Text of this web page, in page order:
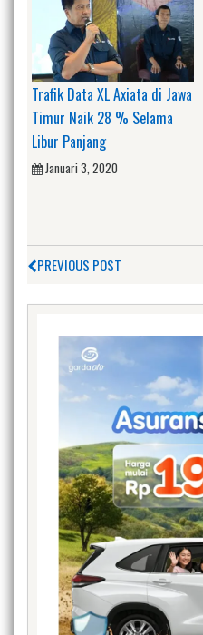
Trafik Data XL Axiata di Jawa
Timur Naik 28 % Selama
Libur Panjang
Januari 3, 2020
PREVIOUS POST